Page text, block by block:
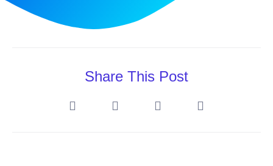
Share This Post